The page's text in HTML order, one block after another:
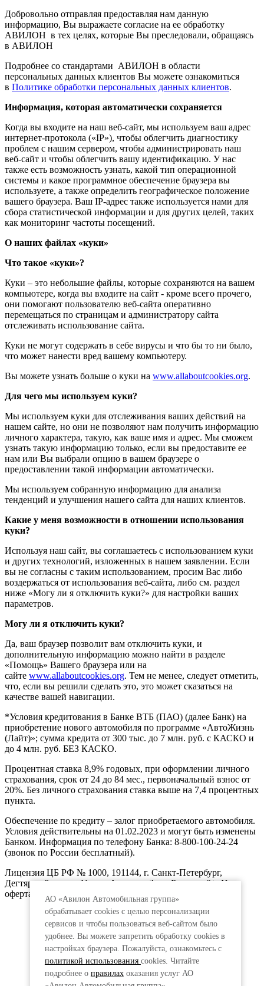
АО «Авилон Автомобильная группа»
обрабатывает cookies с целью персонализации
сервисов и чтобы пользоваться веб-сайтом было
удобнее. Вы можете запретить обработку сookies в
настройках браузера. Пожалуйста, ознакомьтесь с
политикой использования cookies. Читайте
подробнее о правилахоказания услуг АО
Добровольно отправляя предоставляя нам данную
информацию, Вы выражаете согласие на ее обработку
АВИЛОН в тех целях, которые Вы преследовали, обращаясь
в АВИЛОН
Подробнее со стандартами АВИЛОН в области
персональных данных клиентов Вы можете ознакомиться
в Политике обработки персональных данных клиентов.
Информация, которая автоматически сохраняется
Когда вы входите на наш веб-сайт, мы используем ваш адрес
интернет-протокола («IP»), чтобы облегчить диагностику
проблем с нашим сервером, чтобы администрировать наш
веб-сайт и чтобы облегчить вашу идентификацию. У нас
также есть возможность узнать, какой тип операционной
системы и какое программное обеспечение браузера вы
используете, а также определить географическое положение
вашего браузера. Ваш IP-адрес также используется нами для
сбора статистической информации и для других целей, таких
как мониторинг частоты посещений.
О наших файлах «куки»
Что такое «куки»?
Куки – это небольшие файлы, которые сохраняются на вашем
компьютере, когда вы входите на сайт - кроме всего прочего,
они помогают пользователю веб-сайта оперативно
перемещаться по страницам и администратору сайта
отслеживать использование сайта.
Куки не могут содержать в себе вирусы и что бы то ни было,
что может нанести вред вашему компьютеру.
Вы можете узнать больше о куки на www.allaboutcookies.org.
Для чего мы используем куки?
Мы используем куки для отслеживания ваших действий на
нашем сайте, но они не позволяют нам получить информацию
личного характера, такую, как ваше имя и адрес. Мы сможем
узнать такую информацию только, если вы предоставите ее
нам или Вы выбрали опцию в вашем браузере о
предоставлении такой информации автоматически.
Мы используем собранную информацию для анализа
тенденций и улучшения нашего сайта для наших клиентов.
Какие у меня возможности в отношении использования
куки?
Используя наш сайт, вы соглашаетесь с использованием куки
и других технологий, изложенных в нашем заявлении. Если
вы не согласны с таким использованием, просим Вас либо
воздержаться от использования веб-сайта, либо см. раздел
ниже «Могу ли я отключить куки?» для настройки ваших
параметров.
Могу ли я отключить куки?
Да, ваш браузер позволит вам отключить куки, и
дополнительную информацию можно найти в разделе
«Помощь» Вашего браузера или на
сайте www.allaboutcookies.org. Тем не менее, следует отметить,
что, если вы решили сделать это, это может сказаться на
качестве вашей навигации.
*Условия кредитования в Банке ВТБ (ПАО) (далее Банк) на
приобретение нового автомобиля по программе «АвтоЖизнь
(Лайт)»; сумма кредита от 300 тыс. до 7 млн. руб. с КАСКО и
до 4 млн. руб. БЕЗ КАСКО.
Процентная ставка 8,9% годовых, при оформлении личного
страхования, срок от 24 до 84 мес., первоначальный взнос от
20%. Без личного страхования ставка выше на 7,4 процентных
пункта.
Обеспечение по кредиту – залог приобретаемого автомобиля.
Условия действительны на 01.02.2023 и могут быть изменены
Банком. Информация по телефону Банка: 8-800-100-24-24
(звонок по России бесплатный).
Лицензия ЦБ РФ № 1000, 191144, г. Санкт-Петербург,
Дегтярный пер., д.11, лит.А. www.vtb.ru. Реклама 0+. Не
оферта.